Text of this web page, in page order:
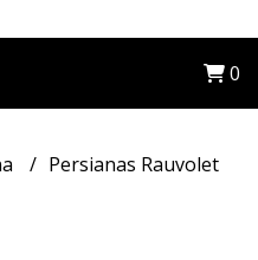
0
Persianas Rauvolet